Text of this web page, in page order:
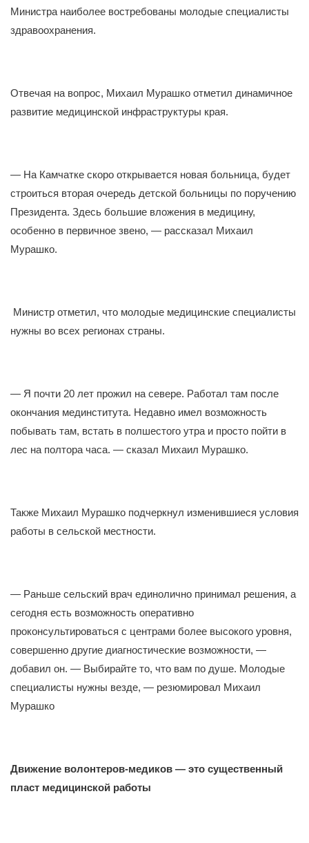
Министра наиболее востребованы молодые специалисты
здравоохранения.
Отвечая на вопрос, Михаил Мурашко отметил динамичное
развитие медицинской инфраструктуры края.
— На Камчатке скоро открывается новая больница, будет
строиться вторая очередь детской больницы по поручению
Президента. Здесь большие вложения в медицину,
особенно в первичное звено, — рассказал Михаил
Мурашко.
Министр отметил, что молодые медицинские специалисты
нужны во всех регионах страны.
— Я почти 20 лет прожил на севере. Работал там после
окончания мединститута. Недавно имел возможность
побывать там, встать в полшестого утра и просто пойти в
лес на полтора часа. — сказал Михаил Мурашко.
Также Михаил Мурашко подчеркнул изменившиеся условия
работы в сельской местности.
— Раньше сельский врач единолично принимал решения, а
сегодня есть возможность оперативно
проконсультироваться с центрами более высокого уровня,
совершенно другие диагностические возможности, —
добавил он. — Выбирайте то, что вам по душе. Молодые
специалисты нужны везде, — резюмировал Михаил
Мурашко
Движение волонтеров-медиков — это существенный
пласт медицинской работы